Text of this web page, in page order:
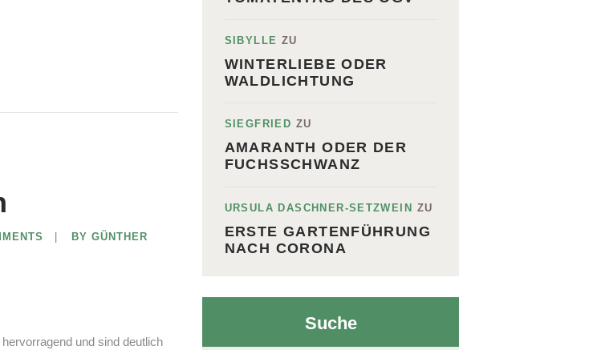
BY GÜNTHER
und sind deutlich
SIBYLLE ZU
WINTERLIEBE ODER
WALDLICHTUNG
SIEGFRIED ZU
AMARANTH ODER DER
FUCHSSCHWANZ
URSULA DASCHNER-SETZWEIN ZU
ERSTE GARTENFÜHRUNG
NACH CORONA
Suche